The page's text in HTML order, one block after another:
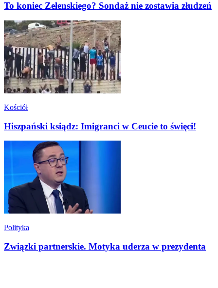
To koniec Zełenskiego? Sondaż nie zostawia złudzeń
Kościół
Hiszpański ksiądz: Imigranci w Ceucie to święci!
Polityka
Związki partnerskie. Motyka uderza w prezydenta